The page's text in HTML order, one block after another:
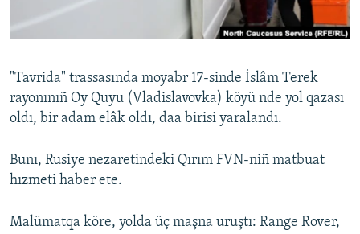
Українською
RFE/RS bütün saytları
"Tavrida" trassasında moyabr 17-sinde İslâm Terek
rayonınıñ Oy Quyu (Vladislavovka) köyü nde yol qazası
oldı, bir adam elâk oldı, daa birisi yaralandı.
Bunı, Rusiye nezaretindeki Qırım FVN-niñ matbuat
hızmeti haber ete.
Malümatqa köre, yolda üç maşna uruştı: Range Rover,